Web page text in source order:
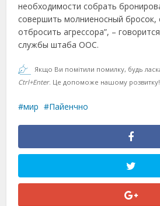
необходимости собрать
совершить молниеносный бросок,
отбросить агрессора”, –
службы штаба ООС.
Якщо Ви помітили помилку, будь ласка,
Ctrl+Enter. Це допоможе нашому розвитку!
мир Пайенчно